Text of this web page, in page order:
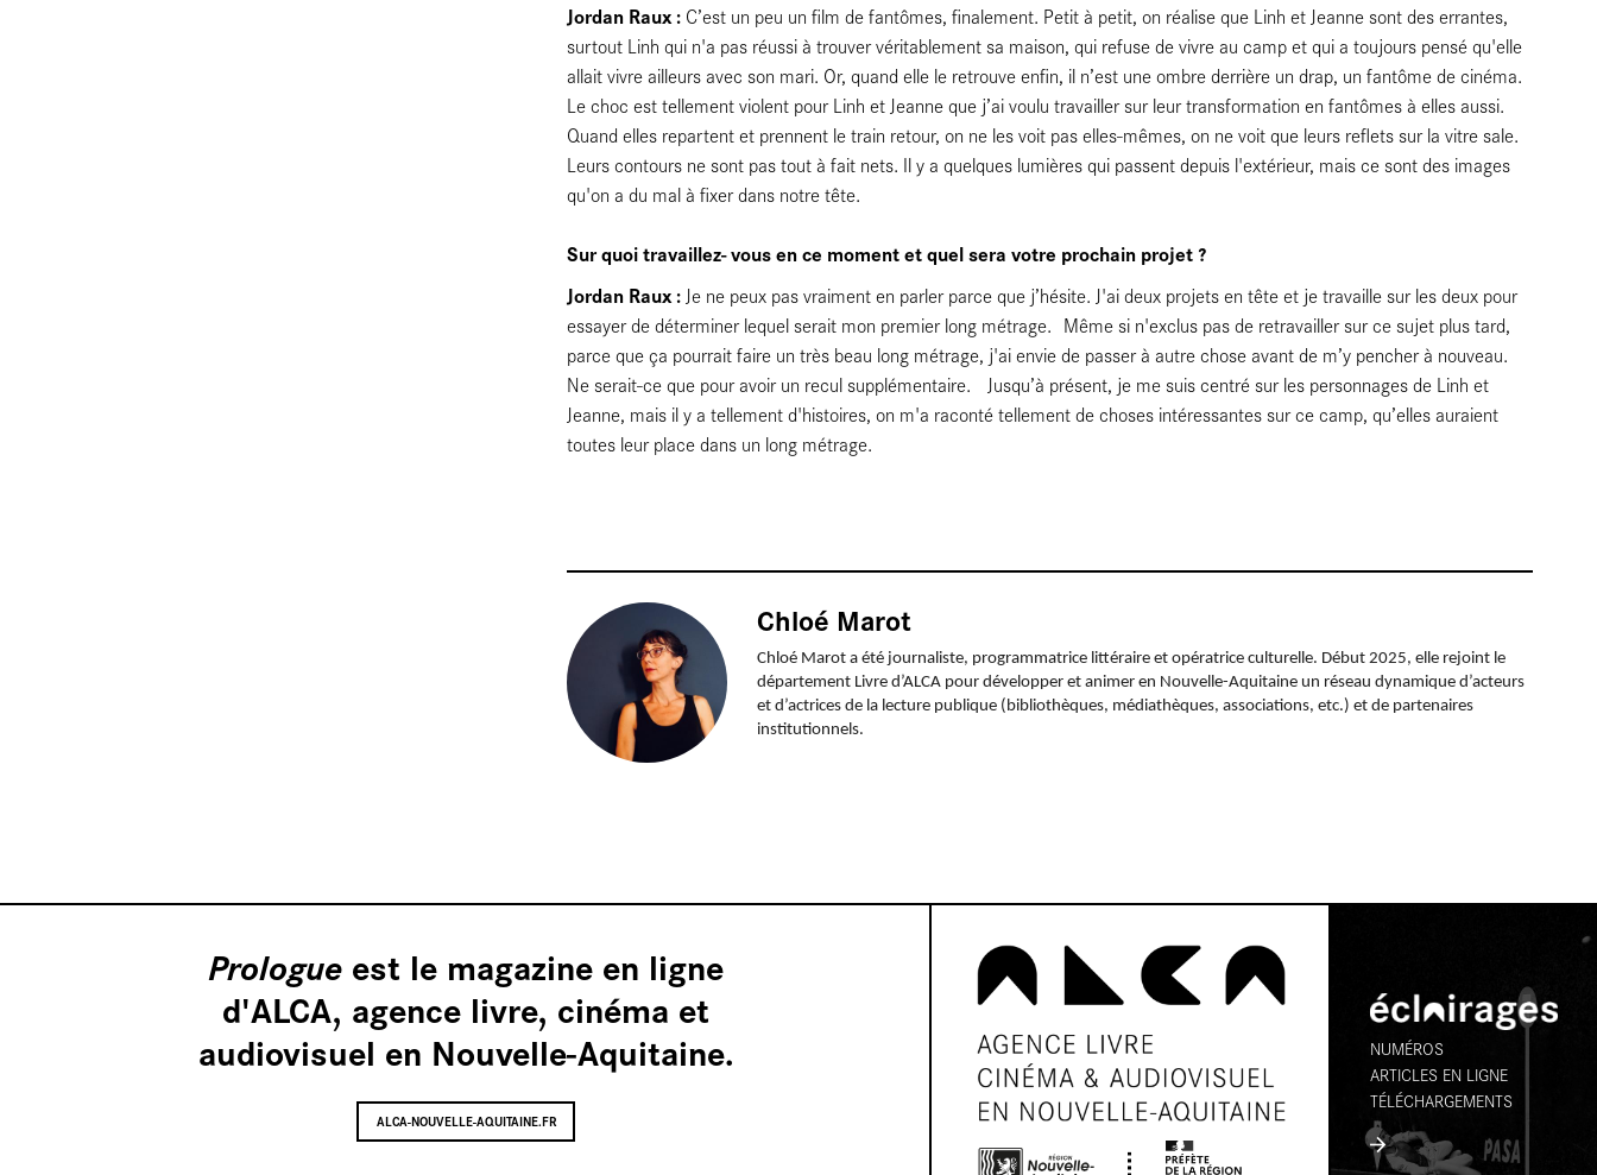
Jordan Raux : C’est un peu un film de fantômes, finalement. Petit à petit, on réalise que Linh et Jeanne sont des errantes,
surtout Linh qui n'a pas réussi à trouver véritablement sa maison, qui refuse de vivre au camp et qui a toujours pensé qu'elle
allait vivre ailleurs avec son mari. Or, quand elle le retrouve enfin, il n’est une ombre derrière un drap, un fantôme de cinéma.
Le choc est tellement violent pour Linh et Jeanne que j’ai voulu travailler sur leur transformation en fantômes à elles aussi.
Quand elles repartent et prennent le train retour, on ne les voit pas elles-mêmes, on ne voit que leurs reflets sur la vitre sale.
Leurs contours ne sont pas tout à fait nets. Il y a quelques lumières qui passent depuis l'extérieur, mais ce sont des images
qu'on a du mal à fixer dans notre tête.
Sur quoi travaillez- vous en ce moment et quel sera votre prochain projet ?
Jordan Raux : Je ne peux pas vraiment en parler parce que j’hésite. J'ai deux projets en tête et je travaille sur les deux pour
essayer de déterminer lequel serait mon premier long métrage. Même si n'exclus pas de retravailler sur ce sujet plus tard,
parce que ça pourrait faire un très beau long métrage, j'ai envie de passer à autre chose avant de m’y pencher à nouveau.
Ne serait-ce que pour avoir un recul supplémentaire. Jusqu’à présent, je me suis centré sur les personnages de Linh et
Jeanne, mais il y a tellement d'histoires, on m'a raconté tellement de choses intéressantes sur ce camp, qu’elles auraient
toutes leur place dans un long métrage.
Chloé Marot
Chloé Marot a été journaliste, programmatrice littéraire et opératrice culturelle. Début 2025, elle rejoint le
département Livre d’ALCA pour développer et animer en Nouvelle-Aquitaine un réseau dynamique d’acteurs
et d’actrices de la lecture publique (bibliothèques, médiathèques, associations, etc.) et de partenaires
institutionnels.
Prologue est le magazine en ligne
d'ALCA, agence livre, cinéma et
audiovisuel en Nouvelle-Aquitaine.
ALCA-NOUVELLE-AQUITAINE.FR
NUMÉROS
ARTICLES EN LIGNE
TÉLÉCHARGEMENTS
Reportages
tournages
Nos
vidéos